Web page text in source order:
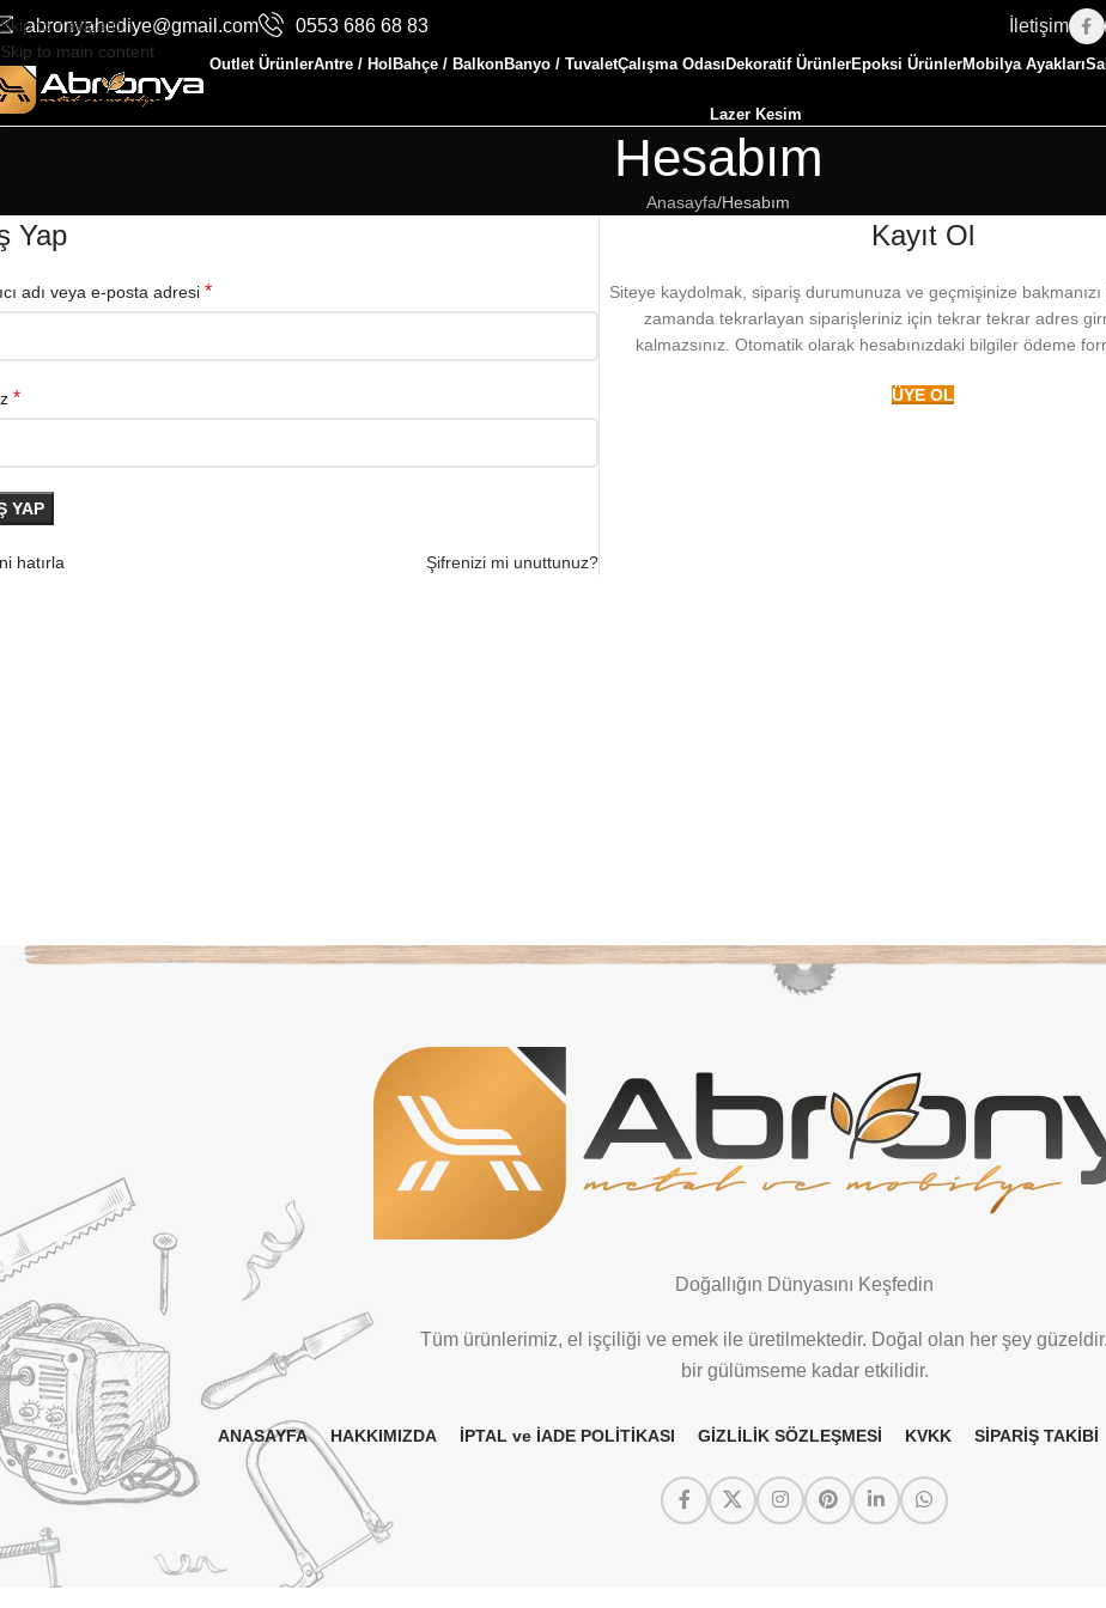
Skip to navigation
Skip to main content
abronyahediye@gmail.com 0553 686 68 83 İletişim
Outlet ÜrünlerAntre / Hol Bahçe / BalkonBanyo / TuvaletÇalışma Odası Dekoratif ÜrünlerEpoksi ÜrünlerMobilya Ayakları
Lazer Kesim
Hesabım
Anasayfa Hesabım
Yap
adı veya e-posta adresi *
*
YAP
Şifrenizi mi unuttunuz?
hatırla
Kayıt Ol
Siteye kaydolmak, sipariş durumunuza ve geçmişinize bakmanızı
zamanda tekrarlayan siparişleriniz için tekrar tekrar adres
kalmazsınız. Otomatik olarak hesabınızdaki bilgiler ödeme
ÜYE OL
Doğallığın Dünyasını Keşfedin
Tüm ürünlerimiz, el işçiliği ve emek ile üretilmektedir. Doğal olan her şey
bir gülümseme kadar etkilidir.
ANASAYFA HAKKIMIZDA İPTAL ve İADE POLİTİKASI GİZLİLİK SÖZLEŞMESİ KVKK SİPARİŞ TAKİBİ